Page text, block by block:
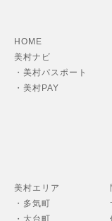
HOME
美村ナビ
・美村パスポート
・美村PAY
美村エリア
・多気町
・大台町